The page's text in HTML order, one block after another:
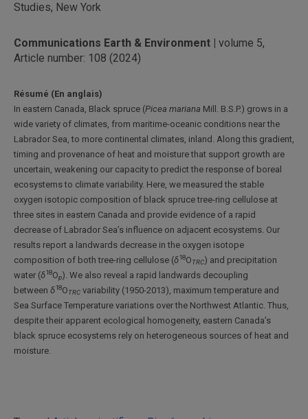
Studies, New York
Communications Earth & Environment | volume 5,
Article number: 108 (2024)
Résumé (En anglais)
In eastern Canada, Black spruce (Picea mariana Mill. B.S.P.) grows in a
wide variety of climates, from maritime-oceanic conditions near the
Labrador Sea, to more continental climates, inland. Along this gradient,
timing and provenance of heat and moisture that support growth are
uncertain, weakening our capacity to predict the response of boreal
ecosystems to climate variability. Here, we measured the stable
oxygen isotopic composition of black spruce tree-ring cellulose at
three sites in eastern Canada and provide evidence of a rapid
decrease of Labrador Sea’s influence on adjacent ecosystems. Our
results report a landwards decrease in the oxygen isotope
composition of both tree-ring cellulose (δ18OTRC) and precipitation
water (δ18Op). We also reveal a rapid landwards decoupling
between δ18OTRC variability (1950-2013), maximum temperature and
Sea Surface Temperature variations over the Northwest Atlantic. Thus,
despite their apparent ecological homogeneity, eastern Canada’s
black spruce ecosystems rely on heterogeneous sources of heat and
moisture.